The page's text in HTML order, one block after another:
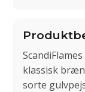
klassisk
sorte